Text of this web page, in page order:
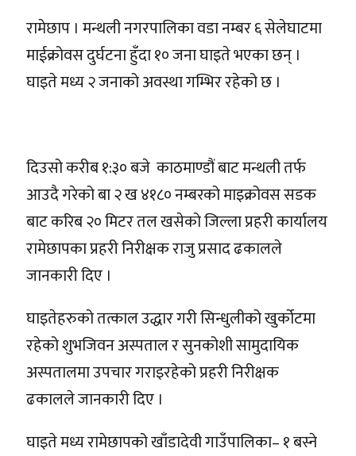
रामेछाप । मन्थली नगरपालिका वडा नम्बर ६ सेलेघाटमा
माईक्रोवस दुर्घटना हुँदा १० जना घाइते भएका छन् ।
घाइते मध्य २ जनाको अवस्था गम्भिर रहेको छ ।
दिउसो करीब १:३० बजे काठमाण्डौं बाट मन्थली तर्फ
आउदै गरेको बा २ ख ४१८० नम्बरको माइक्रोवस सडक
बाट करिब २० मिटर तल खसेको जिल्ला प्रहरी कार्यालय
रामेछापका प्रहरी निरीक्षक राजु प्रसाद ढकालले
जानकारी दिए ।
घाइतेहरुको तत्काल उद्धार गरी सिन्धुलीको खुर्कोटमा
रहेको शुभजिवन अस्पताल र सुनकोशी सामुदायिक
अस्पतालमा उपचार गराइरहेको प्रहरी निरीक्षक
ढकालले जानकारी दिए ।
घाइते मध्य रामेछापको खाँडादेवी गाउँपालिका– १ बस्ने